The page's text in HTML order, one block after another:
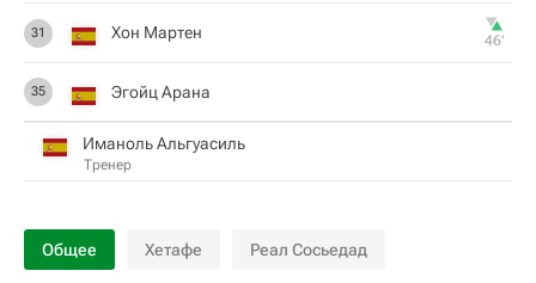
31 Хон Мартен 46‎’‎
35 Эгойц Арана
Иманоль Альгуасиль
Тренер
Общее Хетафе Реал Сосьедад